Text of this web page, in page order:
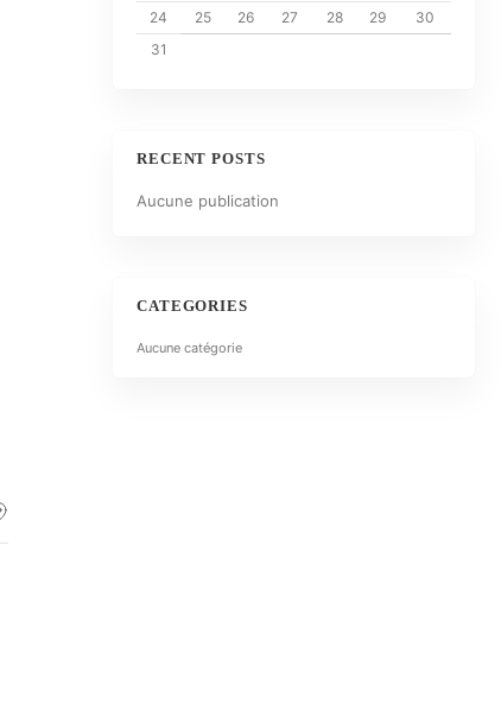
24
25 26 27 28 29
30
31
RECENT POSTS
Aucune publication
CATEGORIES
Aucune catégorie